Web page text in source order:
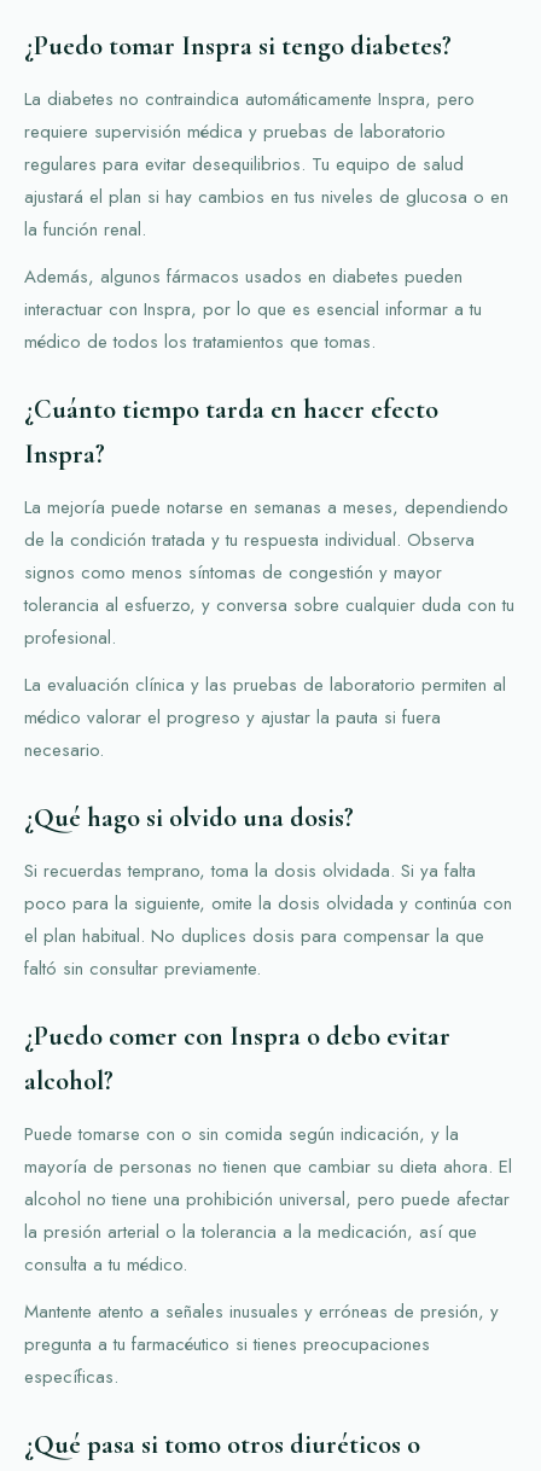
¿Puedo tomar Inspra si tengo diabetes?
La diabetes no contraindica automáticamente Inspra, pero
requiere supervisión médica y pruebas de laboratorio
regulares para evitar desequilibrios. Tu equipo de salud
ajustará el plan si hay cambios en tus niveles de glucosa o en
la función renal.
Además, algunos fármacos usados en diabetes pueden
interactuar con Inspra, por lo que es esencial informar a tu
médico de todos los tratamientos que tomas.
¿Cuánto tiempo tarda en hacer efecto
Inspra?
La mejoría puede notarse en semanas a meses, dependiendo
de la condición tratada y tu respuesta individual. Observa
signos como menos síntomas de congestión y mayor
tolerancia al esfuerzo, y conversa sobre cualquier duda con tu
profesional.
La evaluación clínica y las pruebas de laboratorio permiten al
médico valorar el progreso y ajustar la pauta si fuera
necesario.
¿Qué hago si olvido una dosis?
Si recuerdas temprano, toma la dosis olvidada. Si ya falta
poco para la siguiente, omite la dosis olvidada y continúa con
el plan habitual. No duplices dosis para compensar la que
faltó sin consultar previamente.
¿Puedo comer con Inspra o debo evitar
alcohol?
Puede tomarse con o sin comida según indicación, y la
mayoría de personas no tienen que cambiar su dieta ahora. El
alcohol no tiene una prohibición universal, pero puede afectar
la presión arterial o la tolerancia a la medicación, así que
consulta a tu médico.
Mantente atento a señales inusuales y erróneas de presión, y
pregunta a tu farmacéutico si tienes preocupaciones
específicas.
¿Qué pasa si tomo otros diuréticos o